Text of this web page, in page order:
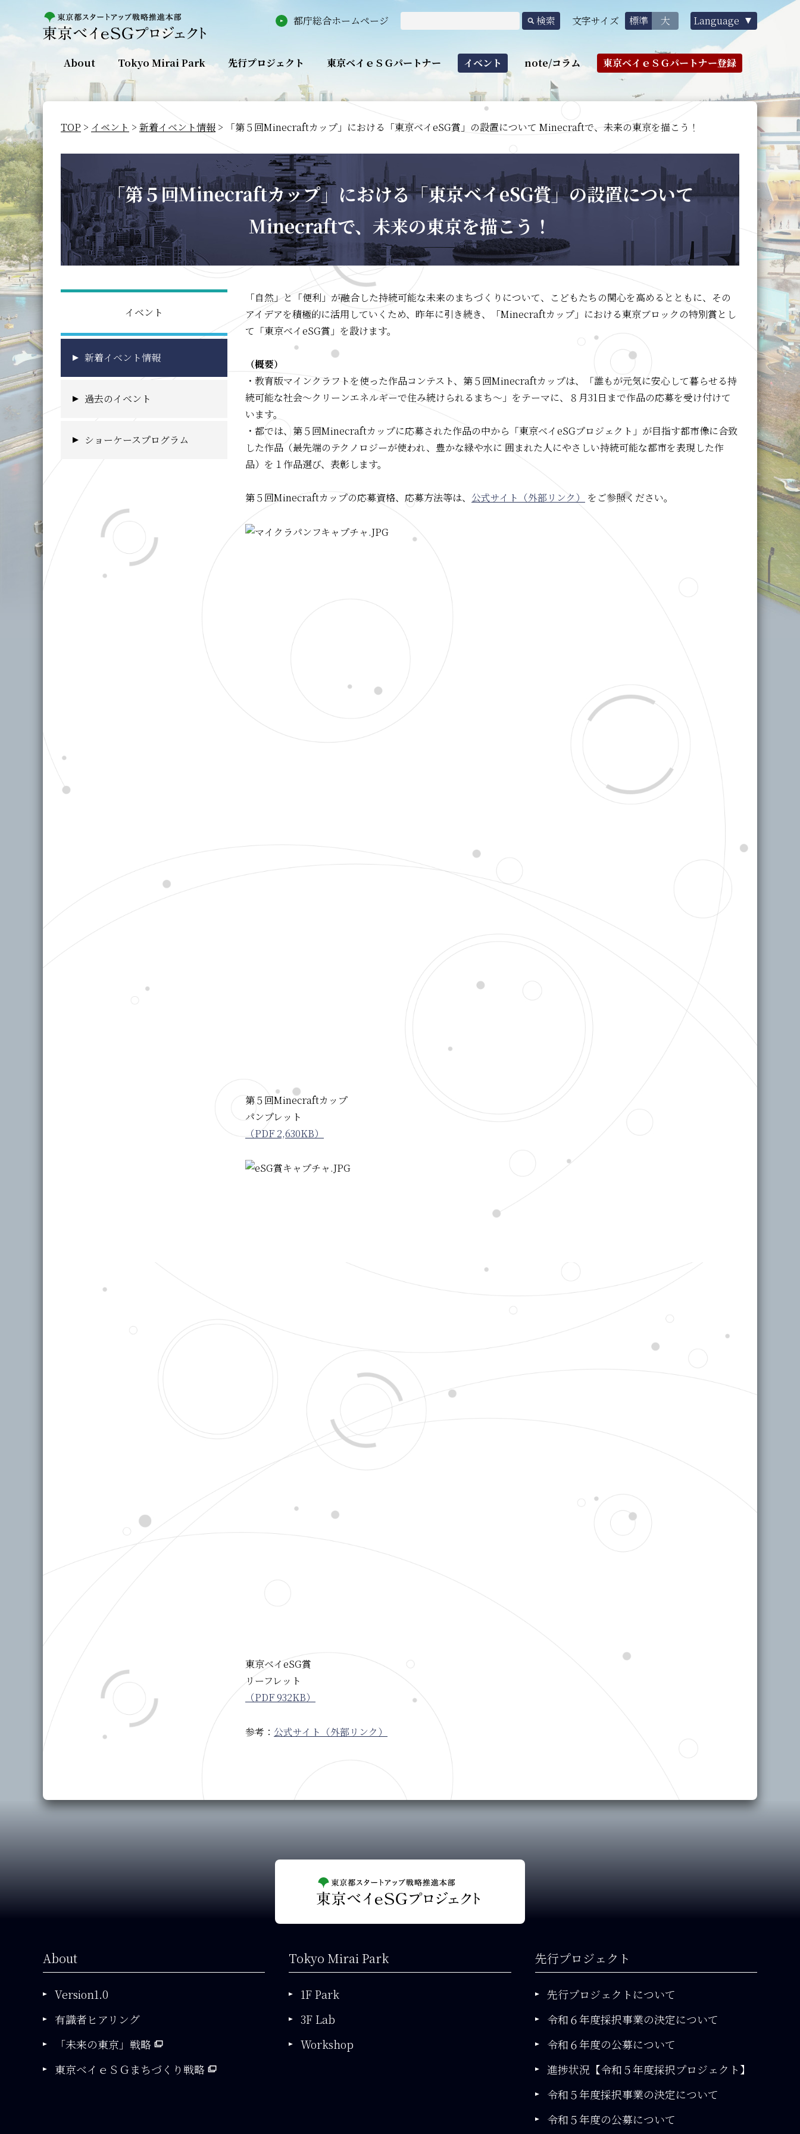
都庁総合ホームページ 文字サイズ 標準 大 Language
About Tokyo Mirai Park 先行プロジェクト 東京ベイｅＳＧパートナー イベント note/コラム 東京ベイｅＳＧパートナー登録
TOP > イベント > 新着イベント情報 > 「第５回Minecraftカップ」における「東京ベイeSG賞」の設置について Minecraftで、未来の東京を描こう！
「第５回Minecraftカップ」における「東京ベイeSG賞」の設置について
Minecraftで、未来の東京を描こう！
イベント
新着イベント情報
過去のイベント
ショーケースプログラム
「自然」と「便利」が融合した持続可能な未来のまちづくりについて、こどもたちの関心を高めるとともに、その
アイデアを積極的に活用していくため、昨年に引き続き、「Minecraftカップ」における東京ブロックの特別賞とし
て「東京ベイeSG賞」を設けます。
（概要）
・教育版マインクラフトを使った作品コンテスト、第５回Minecraftカップは、「誰もが元気に安心して暮らせる持
続可能な社会～クリーンエネルギーで住み続けられるまち～」をテーマに、８月31日まで作品の応募を受け付けて
います。
・都では、第５回Minecraftカップに応募された作品の中から「東京ベイeSGプロジェクト」が目指す都市像に合致
した作品（最先端のテクノロジーが使われ、豊かな緑や水に 囲まれた人にやさしい持続可能な都市を表現した作
品）を１作品選び、表彰します。
第５回Minecraftカップの応募資格、応募方法等は、 公式サイト（外部リンク） をご参照ください。
第５回Minecraftカップ
パンプレット
（PDF 2,630KB）
東京ベイeSG賞
リーフレット
（PDF 932KB）
参考： 公式サイト（外部リンク）
About
Version1.0
有識者ヒアリング
「未来の東京」戦略
東京ベイｅＳＧまちづくり戦略
Tokyo Mirai Park
1F Park
3F Lab
Workshop
先行プロジェクト
先行プロジェクトについて
令和６年度採択事業の決定について
令和６年度の公募について
進捗状況【令和５年度採択プロジェクト】
令和５年度採択事業の決定について
令和５年度の公募について